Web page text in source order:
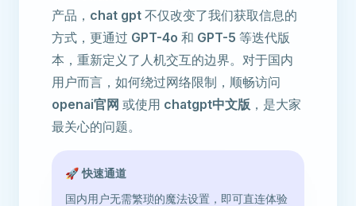
产品， chat gpt 不仅改变了我们获取信息的
方式，更通过 GPT-4o 和 GPT-5 等迭代版
本，重新定义了人机交互的边界。对于国内
用户而言，如何绕过网络限制，顺畅访问
openai官网 或使用 chatgpt中文版 ，是大家
最关心的问题。
🚀 快速通道
国内用户无需繁琐的魔法设置，即可直连体验